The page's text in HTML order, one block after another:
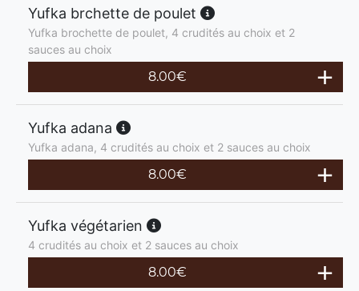
Yufka brchette de poulet
Yufka brochette de poulet, 4 crudités au choix et 2
sauces au choix
8.00€
Yufka adana
Yufka adana, 4 crudités au choix et 2 sauces au choix
8.00€
Yufka végétarien
4 crudités au choix et 2 sauces au choix
8.00€